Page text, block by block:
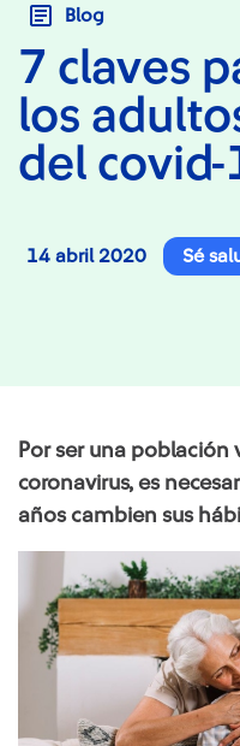
Blog
7 claves
los
del covid-
14 abril 2020 Sé
Por ser una
coronavirus, es
años cambien sus